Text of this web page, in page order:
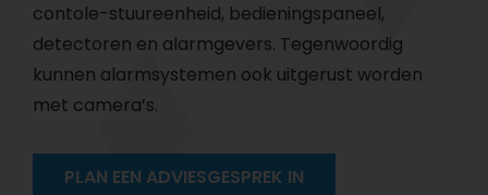
contole-stuureenheid, bedieningspaneel,
detectoren en alarmgevers. Tegenwoordig
kunnen alarmsystemen ook uitgerust worden
met camera’s.
PLAN EEN ADVIESGESPREK IN